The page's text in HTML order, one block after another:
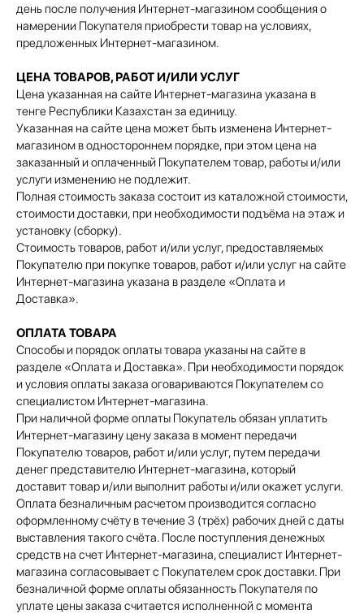
день после получения Интернет-магазином сообщения о
намерении Покупателя приобрести товар на условиях,
предложенных Интернет-магазином.
ЦЕНА ТОВАРОВ, РАБОТ И/ИЛИ УСЛУГ
Цена указанная на сайте Интернет-магазина указана в
тенге Республики Казахстан за единицу.
Указанная на сайте цена может быть изменена Интернет-
магазином в одностороннем порядке, при этом цена на
заказанный и оплаченный Покупателем товар, работы и/или
услуги изменению не подлежит.
Полная стоимость заказа состоит из каталожной стоимости,
стоимости доставки, при необходимости подъёма на этаж и
установку (сборку).
Стоимость товаров, работ и/или услуг, предоставляемых
Покупателю при покупке товаров, работ и/или услуг на сайте
Интернет-магазина указана в разделе «Оплата и
Доставка».
ОПЛАТА ТОВАРА
Способы и порядок оплаты товара указаны на сайте в
разделе «Оплата и Доставка». При необходимости порядок
и условия оплаты заказа оговариваются Покупателем со
специалистом Интернет-магазина.
При наличной форме оплаты Покупатель обязан уплатить
Интернет-магазину цену заказа в момент передачи
Покупателю товаров, работ и/или услуг, путем передачи
денег представителю Интернет-магазина, который
доставит товар и/или выполнит работы и/или окажет услуги.
Оплата безналичным расчетом производится согласно
оформленному счёту в течение 3 (трёх) рабочих дней с даты
выставления такого счёта. После поступления денежных
средств на счет Интернет-магазина, специалист Интернет-
магазина согласовывает с Покупателем срок доставки. При
безналичной форме оплаты обязанность Покупателя по
уплате цены заказа считается исполненной с момента